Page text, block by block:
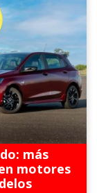
más
motores